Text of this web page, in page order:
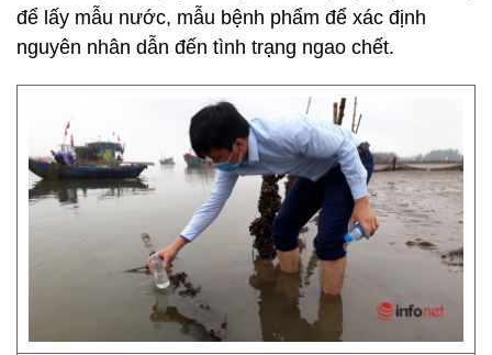
để lấy mẫu nước, mẫu bệnh phẩm để xác định
nguyên nhân dẫn đến tình trạng ngao chết.